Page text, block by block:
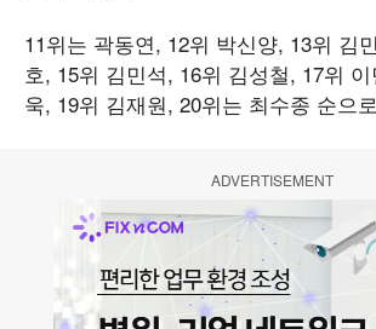
11위는 곽동연, 12위 박신양, 13위 김
호, 15위 김민석, 16위 김성철, 17위
욱, 19위 김재원, 20위는 최수종 순으
ADVERTISEMENT